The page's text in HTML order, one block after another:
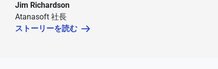
Jim Richardson
Atanasoft 社長
ストーリーを読む